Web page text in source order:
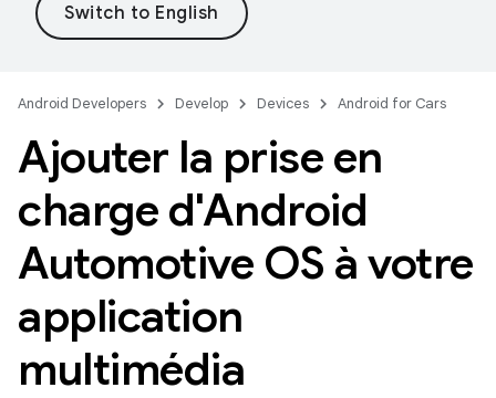
Android Developers Develop Devices Android for Cars
Ajouter la prise en
charge d'Android
Automotive OS à votre
application
multimédia